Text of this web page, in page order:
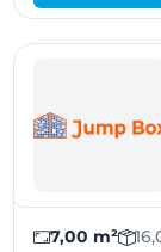
7,00 m²